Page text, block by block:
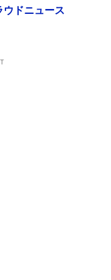
ドニュース